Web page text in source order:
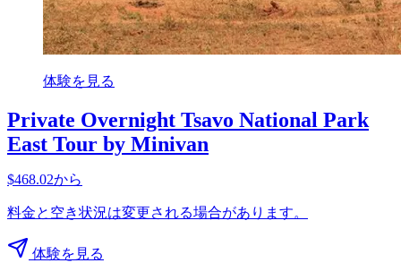
体験を見る
Private Overnight Tsavo National Park
East Tour by Minivan
$468.02から
料金と空き状況は変更される場合があります。
体験を見る